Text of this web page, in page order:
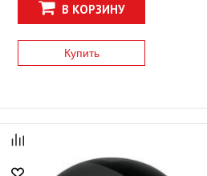
В КОРЗИНУ
Купить